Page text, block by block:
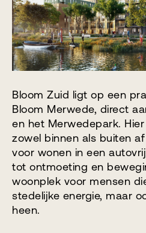
Bloom Zuid ligt op een
Bloom Merwede, direct
en het Merwedepark.
zowel binnen als buiten
voor wonen in een
tot ontmoeting en
woonplek voor mensen
stedelijke energie, maar
heen.